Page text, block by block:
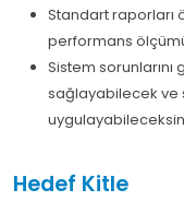
Standart raporları
performans
Sistem
sağlayabilecek ve
Hedef Kitle